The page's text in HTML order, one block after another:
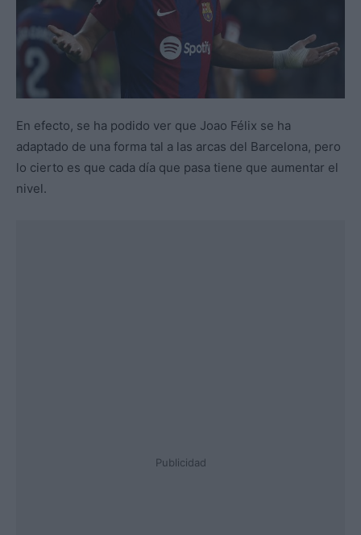
En efecto, se ha podido ver que Joao Félix se ha
adaptado de una forma tal a las arcas del Barcelona, pero
lo cierto es que cada día que pasa tiene que aumentar el
nivel.
Publicidad